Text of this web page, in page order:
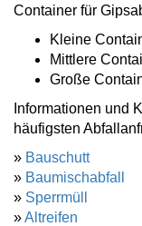
Container für
Kleine
Mittlere
Große
Informationen und
häufigsten
» Bauschutt
» Baumischabfall
» Sperrmüll
»Altreifen